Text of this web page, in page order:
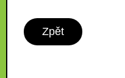
Zpět